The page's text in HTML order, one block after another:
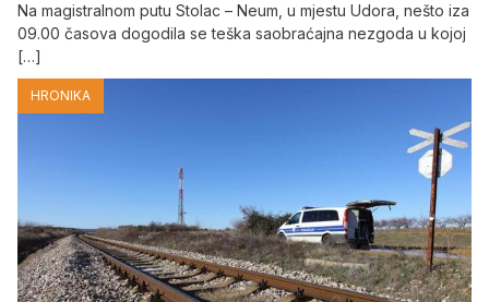
Na magistralnom putu Stolac – Neum, u mjestu Udora, nešto iza
09.00 časova dogodila se teška saobraćajna nezgoda u kojoj
[…]
HRONIKA